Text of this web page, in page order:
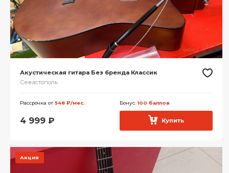
Акустическая гитара Без бренда Классик
Севастополь
Рассрочка от 548 ₽/мес. Бонус:100 баллов
4 999 ₽ Купить
Акция